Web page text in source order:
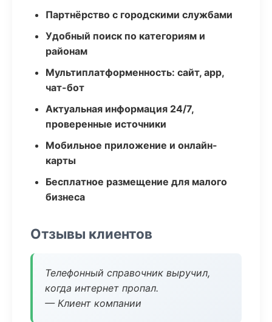
Партнёрство с городскими службами
Удобный поиск по категориям и
районам
Мультиплатформенность: сайт, app,
чат-бот
Актуальная информация 24/7,
проверенные источники
Мобильное приложение и онлайн-
карты
Бесплатное размещение для малого
бизнеса
Отзывы клиентов
Телефонный справочник выручил,
когда интернет пропал.
— Клиент компании